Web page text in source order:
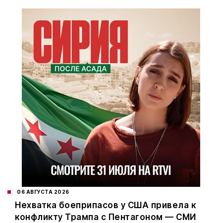
06 АВГУСТА 2026
Нехватка боеприпасов у США привела к
конфликту Трампа с Пентагоном — СМИ